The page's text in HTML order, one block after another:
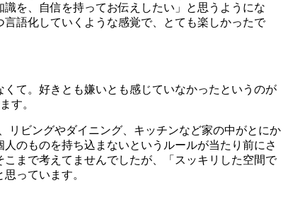
を、自信を持ってお伝えしたい」と思うようにな
語化していくような感覚で、とても楽しかったで
て。好きとも嫌いとも感じていなかったというのが
す。
リビングやダイニング、キッチンなど家の中がとにか
のものを持ち込まないというルールが当たり前にさ
まで考えてませんでしたが、「スッキリした空間で
っています。